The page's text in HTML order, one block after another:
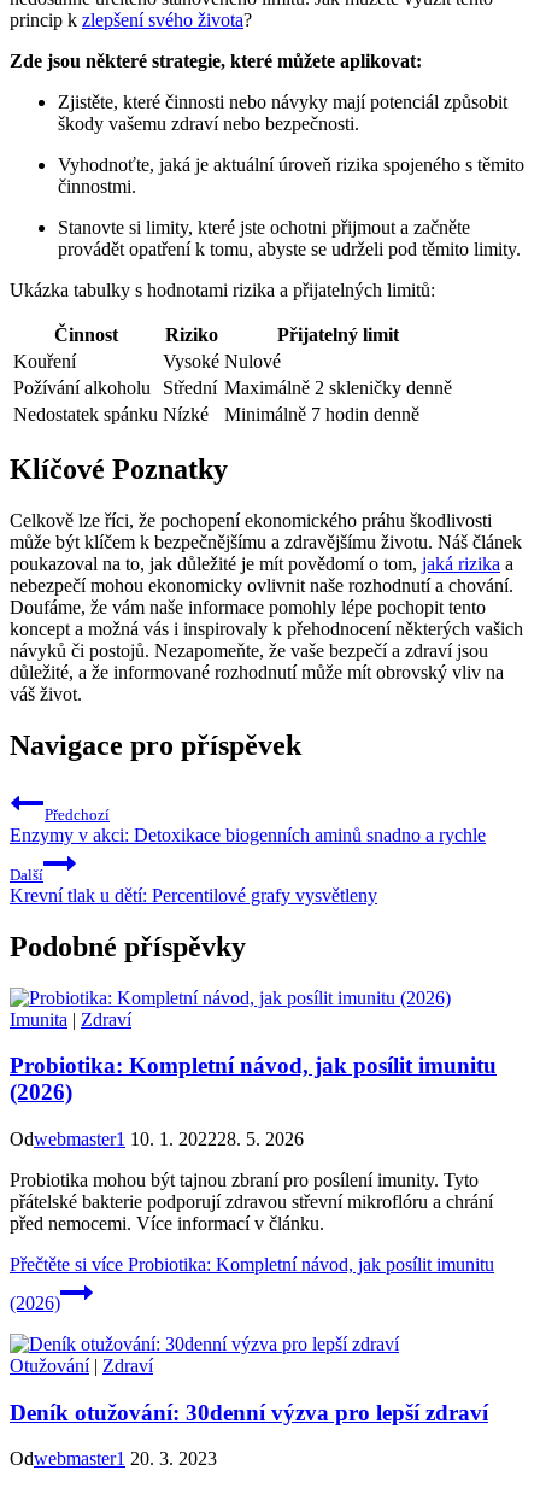
princip k zlepšení svého života?
Zde jsou některé strategie, které můžete aplikovat:
Zjistěte, které činnosti nebo návyky mají potenciál způsobit
škody vašemu zdraví nebo bezpečnosti.
Vyhodnoťte, jaká je aktuální úroveň rizika spojeného s těmito
činnostmi.
Stanovte si limity, které jste ochotni přijmout a začněte
provádět opatření k tomu, abyste se udrželi pod těmito limity.
Ukázka tabulky s hodnotami rizika a přijatelných limitů:
Činnost Riziko
Přijatelný limit
Kouření
Vysoké Nulové
Požívání alkoholu
Střední Maximálně 2 skleničky denně
Nedostatek spánku Nízké Minimálně 7 hodin denně
Klíčové Poznatky
Celkově lze říci, že pochopení ekonomického práhu škodlivosti
může být klíčem k bezpečnějšímu a zdravějšímu životu. Náš článek
poukazoval na to, jak důležité je mít povědomí o tom, jaká rizika a
nebezpečí mohou ekonomicky ovlivnit naše rozhodnutí a chování.
Doufáme, že vám naše informace pomohly lépe pochopit tento
koncept a možná vás i inspirovaly k přehodnocení některých vašich
návyků či postojů. Nezapomeňte, že vaše bezpečí a zdraví jsou
důležité, a že informované rozhodnutí může mít obrovský vliv na
váš život.
Navigace pro příspěvek
Předchozí
Enzymy v akci: Detoxikace biogenních aminů snadno a rychle
Další
Krevní tlak u dětí: Percentilové grafy vysvětleny
Podobné příspěvky
Imunita | Zdraví
Probiotika: Kompletní návod, jak posílit imunitu
(2026)
Odwebmaster1 10. 1. 202228. 5. 2026
Probiotika mohou být tajnou zbraní pro posílení imunity. Tyto
přátelské bakterie podporují zdravou střevní mikroflóru a chrání
před nemocemi. Více informací v článku.
Přečtěte si více Probiotika: Kompletní návod, jak posílit imunitu
(2026)
Otužování| Zdraví
Deník otužování: 30denní výzva pro lepší zdraví
Odwebmaster1 20. 3. 2023